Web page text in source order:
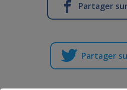
Partager
Partager